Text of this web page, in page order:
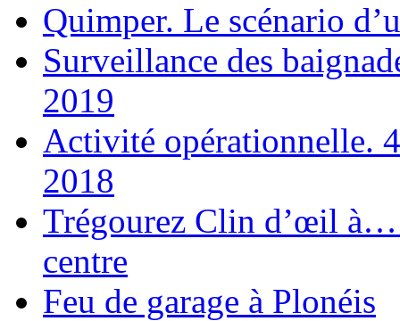
Quimper. Le scénario
Surveillance des
2019
Activité opérationnelle.
2018
Trégourez Clin d’œil
centre
Feu de garage à Plonéis